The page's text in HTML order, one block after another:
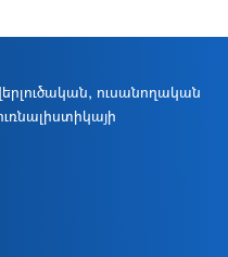
ուսանողական